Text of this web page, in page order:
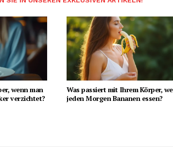
wenn man
verzichtet?
Was passiert mit Ihrem Körper,
jeden Morgen Bananen essen?